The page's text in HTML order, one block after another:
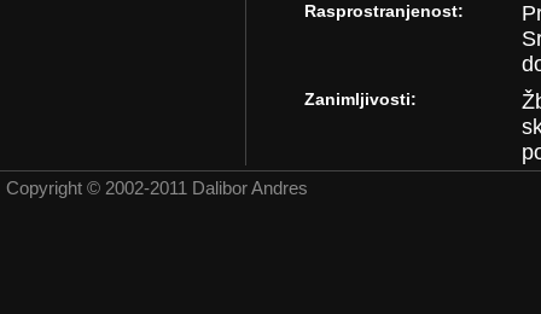
Rasprostranjenost:
Zanimljivosti:
Copyright © 2002-2011 Dalibor Andres